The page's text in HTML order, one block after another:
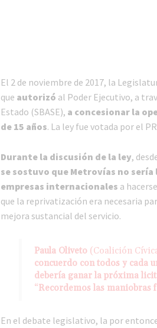
El 2 de noviembre de 2017, la
que autorizó al Poder Ejecutivo, a
Estado (SBASE), a concesionar la
de 15 años. La ley fue votada por el
Durante la discusión de la ley,
se sostuvo que Metrovías no
empresas internacionales a
que la reprivatización era necesaria
mejora sustancial del servicio.
Paula Oliveto (Coalición
concuerdo con todos y cada
debería ganar la próxima
“Recordemos las maniobras
En el debate legislativo, la por